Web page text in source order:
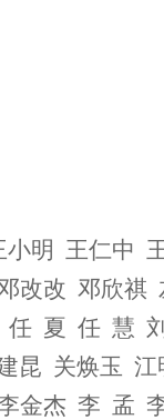
明 王仁中
改改 邓欣
任 夏 任 慧
关焕玉 江
金杰 李 孟